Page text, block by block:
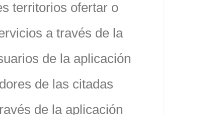
territorios ofertar o
a través de la
de la aplicación
de las citadas
de la aplicación